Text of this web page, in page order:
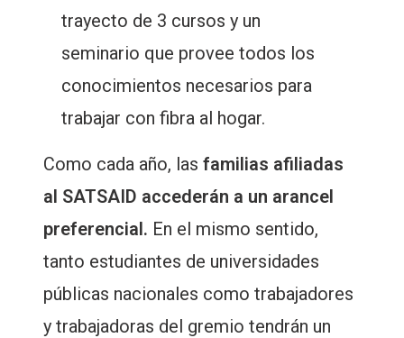
trayecto de 3 cursos y un
seminario que provee todos los
conocimientos necesarios para
trabajar con fibra al hogar.
Como cada año, las familias afiliadas
al SATSAID accederán a un arancel
preferencial. En el mismo sentido,
tanto estudiantes de universidades
públicas nacionales como trabajadores
y trabajadoras del gremio tendrán un